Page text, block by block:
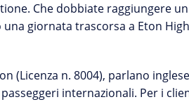
Che dobbiate raggiungere
giornata trascorsa a Eton
(Licenza n. 8004), parlano
internazionali. Per i